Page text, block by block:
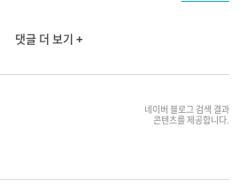
댓글 더 보기 +
네이버 블로그 검색 결과
콘텐츠를 제공합니다.